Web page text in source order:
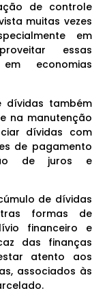
de controle
muitas vezes
em
essas
economias
dívidas também
na manutenção
dívidas com
de pagamento
de juros e
de dívidas
formas de
financeiro e
das finanças
atento aos
associados às